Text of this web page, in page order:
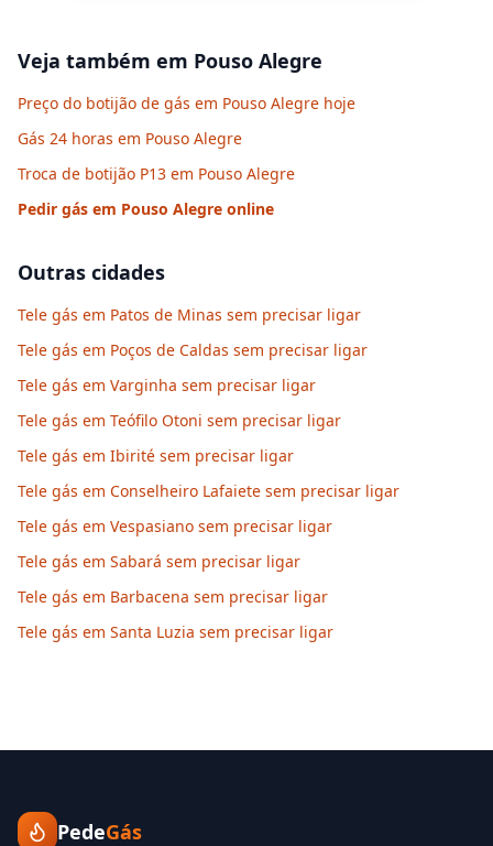
Veja também em Pouso Alegre
Preço do botijão de gás em Pouso Alegre hoje
Gás 24 horas em Pouso Alegre
Troca de botijão P13 em Pouso Alegre
Pedir gás em Pouso Alegre online
Outras cidades
Tele gás em Patos de Minas sem precisar ligar
Tele gás em Poços de Caldas sem precisar ligar
Tele gás em Varginha sem precisar ligar
Tele gás em Teófilo Otoni sem precisar ligar
Tele gás em Ibirité sem precisar ligar
Tele gás em Conselheiro Lafaiete sem precisar ligar
Tele gás em Vespasiano sem precisar ligar
Tele gás em Sabará sem precisar ligar
Tele gás em Barbacena sem precisar ligar
Tele gás em Santa Luzia sem precisar ligar
PedeGás